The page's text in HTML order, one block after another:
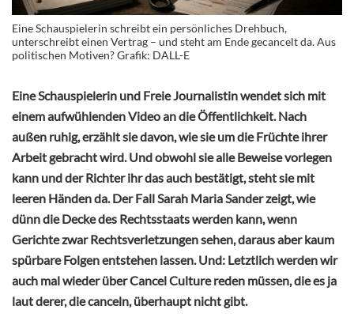
Eine Schauspielerin schreibt ein persönliches Drehbuch,
unterschreibt einen Vertrag – und steht am Ende gecancelt da. Aus
politischen Motiven? Grafik: DALL-E
Eine Schauspielerin und Freie Journalistin wendet sich mit
einem aufwühlenden Video an die Öffentlichkeit. Nach
außen ruhig, erzählt sie davon, wie sie um die Früchte ihrer
Arbeit gebracht wird. Und obwohl sie alle Beweise vorlegen
kann und der Richter ihr das auch bestätigt, steht sie mit
leeren Händen da. Der Fall Sarah Maria Sander zeigt, wie
dünn die Decke des Rechtsstaats werden kann, wenn
Gerichte zwar Rechtsverletzungen sehen, daraus aber kaum
spürbare Folgen entstehen lassen. Und: Letztlich werden wir
auch mal wieder über Cancel Culture reden müssen, die es ja
laut derer, die canceln, überhaupt nicht gibt.